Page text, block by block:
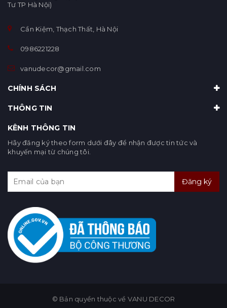
Tư TP Hà Nội)
Cần Kiệm, Thạch Thất, Hà Nội
0986221228
vanudecor@gmail.com
CHÍNH SÁCH
THÔNG TIN
KÊNH THÔNG TIN
Hãy đăng ký theo form dưới đây để nhận được tin tức và
khuyến mại từ chúng tôi.
Đăng ký
© Bản quyền thuộc về VANU DECOR